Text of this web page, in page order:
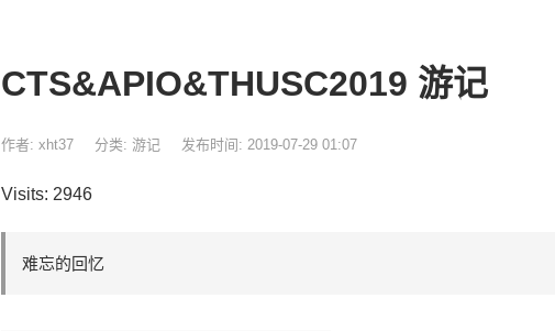
CTS&APIO&THUSC2019 游记
作者: xht37 分类: 游记 发布时间: 2019-07-29 01:07
Visits: 2946
难忘的回忆